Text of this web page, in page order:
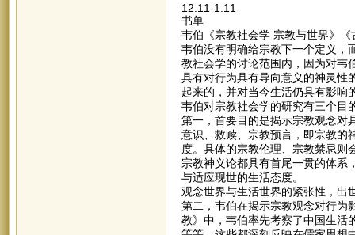
12.11-1.11
书单
韦伯《宗教社会学 宗教与世界》
韦伯没有明确给宗教下一个定义，
教社会学的讨论范围内，因为对韦
具有对行为具有导向意义的神灵性
起来的，并对当今生活仍具有影响
韦伯对宗教社会学的研究有三个目
第一，首要目的是揭示宗教观念对
意识、救赎、宗教预言，即宗教的
度。具体的宗教伦理、宗教禁忌则
宗教神义论都具有首尾一贯的体系
与适应现世的生活态度。
观念世界与生活世界的紧张性，出
第二，韦伯在揭示宗教观念对行为
教》中，韦伯率先考察了中国生活